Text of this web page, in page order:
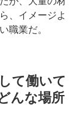
、イメージよ
職業だ。
て働いて
んな場所